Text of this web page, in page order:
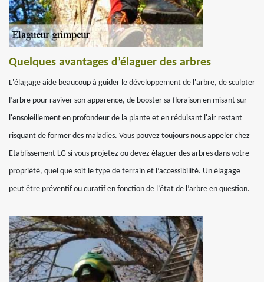
Quelques avantages d’élaguer des arbres
L'élagage aide beaucoup à guider le développement de l'arbre, de sculpter
l’arbre pour raviver son apparence, de booster sa floraison en misant sur
l'ensoleillement en profondeur de la plante et en réduisant l'air restant
risquant de former des maladies. Vous pouvez toujours nous appeler chez
Etablissement LG si vous projetez ou devez élaguer des arbres dans votre
propriété, quel que soit le type de terrain et l’accessibilité. Un élagage
peut être préventif ou curatif en fonction de l’état de l’arbre en question.